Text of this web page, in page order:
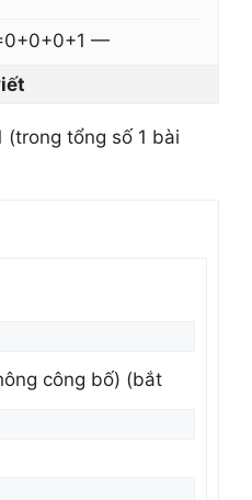
—
tổng số 1 bài
công bố) (bắt